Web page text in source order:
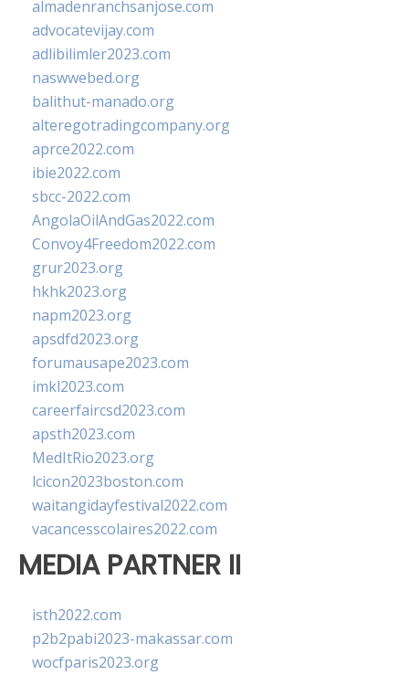
almadenranchsanjose.com
advocatevijay.com
adlibilimler2023.com
naswwebed.org
balithut-manado.org
alteregotradingcompany.org
aprce2022.com
ibie2022.com
sbcc-2022.com
AngolaOilAndGas2022.com
Convoy4Freedom2022.com
grur2023.org
hkhk2023.org
napm2023.org
apsdfd2023.org
forumausape2023.com
imkl2023.com
careerfaircsd2023.com
apsth2023.com
MedItRio2023.org
lcicon2023boston.com
waitangidayfestival2022.com
vacancesscolaires2022.com
MEDIA PARTNER II
isth2022.com
p2b2pabi2023-makassar.com
wocfparis2023.org